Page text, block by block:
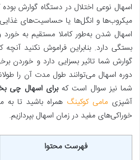
اسهال نوعی اختلال در دستگاه گوارش بوده
میکروب‌ها و انگل‌ها یا حساسیت‌های غذایی
اسهال شدن به‌طور کاملا مستقیم به خورد
بستگی دارد. بنابراین فراموش نکنید
گوارش شما تاثیر بسزایی دارد و خوردن
دوره اسهال می‌توانند طول مدت آن را
شما نیز سوال است کهبرای اسهال چی
آشپزیمامی کوکینگ همراه باشید تا به
خوراکی‌های مفید در زمان اسهال بپردازیم.
فهرست محتوا